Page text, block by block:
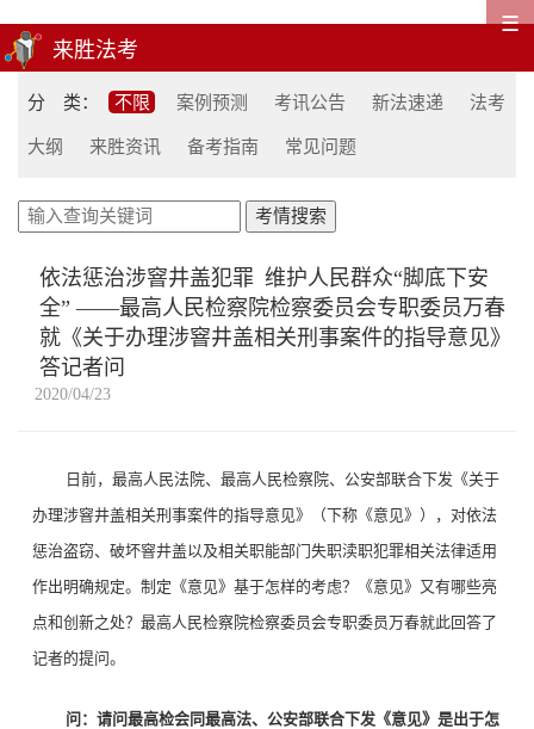
☰
分 类： 不限 案例预测 考讯公告 新法速递 法考
大纲 来胜资讯 备考指南 常见问题
依法惩治涉窨井盖犯罪 维护人民群众“脚底下安
全” ——最高人民检察院检察委员会专职委员万春
就《关于办理涉窨井盖相关刑事案件的指导意见》
答记者问
2020/04/23
日前，最高人民法院、最高人民检察院、公安部联合下发《关于
办理涉窨井盖相关刑事案件的指导意见》（下称《意见》），对依法
惩治盗窃、破坏窨井盖以及相关职能部门失职渎职犯罪相关法律适用
作出明确规定。制定《意见》基于怎样的考虑？《意见》又有哪些亮
点和创新之处？最高人民检察院检察委员会专职委员万春就此回答了
记者的提问。
问：请问最高检会同最高法、公安部联合下发《意见》是出于怎